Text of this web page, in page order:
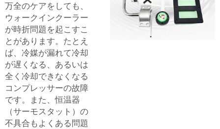
万全のケアをしても、
ウォークインクーラー
が時折問題を起こすこ
とがあります。たとえ
ば、冷媒が漏れて冷却
が遅くなる、あるいは
全く冷却できなくなる
コンプレッサーの故障
です。また、恒温器
（サーモスタット）の
不具合もよくある問題